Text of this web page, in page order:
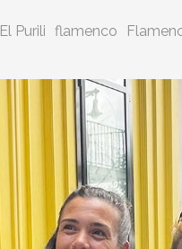
El Purili flamenco